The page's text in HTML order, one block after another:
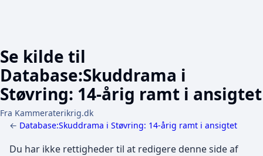
Se kilde til
Database:Skuddrama i
Støvring: 14-årig ramt i ansigtet
Fra Kammeraterikrig.dk
← Database:Skuddrama i Støvring: 14-årig ramt i ansigtet
Du har ikke rettigheder til at redigere denne side af